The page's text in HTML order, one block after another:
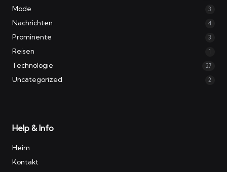
Mode 3
Nachrichten 4
Prominente 3
Reisen 1
Technologie 27
Uncategorized 2
Help & Info
Heim
Kontakt